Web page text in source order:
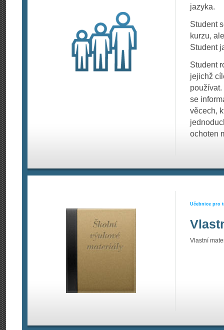
jazyka.
Student
kurzu,
Student
Student
jejichž
se
věcech,
ochoten
Učebnice pro
Vlastní